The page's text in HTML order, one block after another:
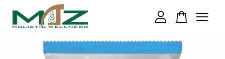
Your cart is currently empty.